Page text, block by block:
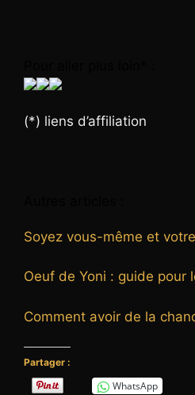
(*) liens d’affiliation
Soyez vous-même et
Oeuf de Yoni : guide pour
Comment avoir de la
Partager :
WhatsApp